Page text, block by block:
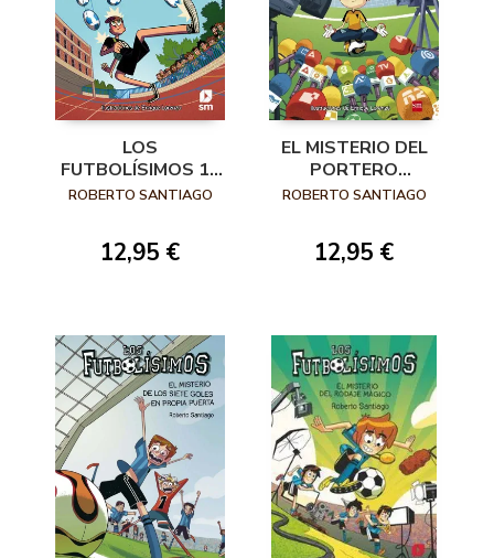
LOS
FUTBOLÍSIMOS 13
.EL MISTERIO DEL
ROBERTO SANTIAGO
12,95 €
EL MISTERIO DEL
PORTERO
FANTASMA
ROBERTO SANTIAGO
12,95 €